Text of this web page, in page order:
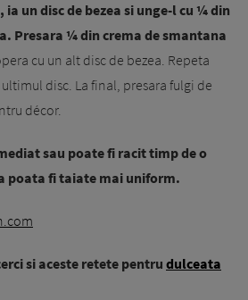
un disc de bezea si unge-l cu ¼ din
Presara ¼ din crema de smantana
cu un alt disc de bezea. Repeta
disc. La final, presara fulgi de
décor.
sau poate fi racit timp de o
poata fi taiate mai uniform.
si aceste retete pentru dulceata